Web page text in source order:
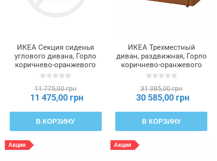
ИКЕА Секция сиденья
углового дивана, Горло
коричнево-оранжевого
цвета FRIHETEN
11 775,00 грн
11 475,00 грн
В КОРЗИНУ
ИКЕА Трехместный
диван, раздвижная, Горло
коричнево-оранжевого
цвета FRIHETEN
31 385,00 грн
30 585,00 грн
В КОРЗИНУ
Акция Акция